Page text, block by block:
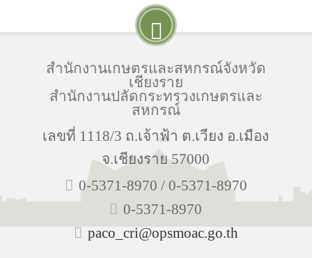
สำนักงานเกษตรและสหกรณ์จังหวัด
เชียงราย
สำนักงานปลัดกระทรวงเกษตรและ
สหกรณ์
เลขที่ 1118/3 ถ.เจ้าฟ้า ต.เวียง อ.เมือง
จ.เชียงราย 57000
0-5371-8970 / 0-5371-8970
0-5371-8970
paco_cri@opsmoac.go.th